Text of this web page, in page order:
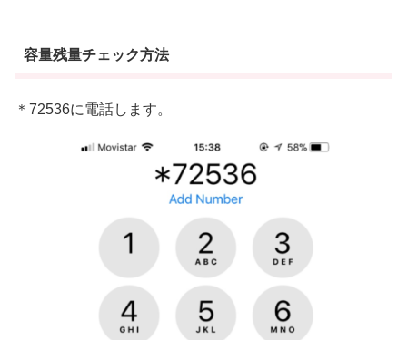
容量残量チェック方法
＊72536に電話します。